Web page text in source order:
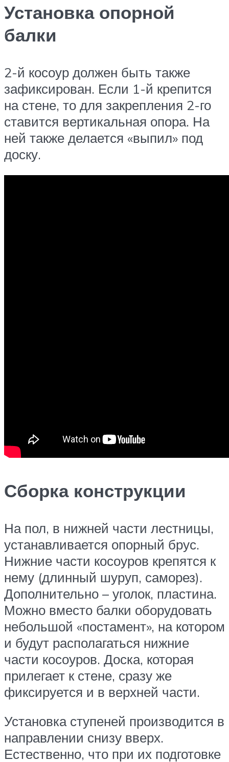
Установка опорной
балки
2-й косоур должен быть также
зафиксирован. Если 1-й крепится
на стене, то для закрепления 2-го
ставится вертикальная опора. На
ней также делается «выпил» под
доску.
Сборка конструкции
На пол, в нижней части лестницы,
устанавливается опорный брус.
Нижние части косоуров крепятся к
нему (длинный шуруп, саморез).
Дополнительно – уголок, пластина.
Можно вместо балки оборудовать
небольшой «постамент», на котором
и будут располагаться нижние
части косоуров. Доска, которая
прилегает к стене, сразу же
фиксируется и в верхней части.
Установка ступеней производится в
направлении снизу вверх.
Естественно, что при их подготовке